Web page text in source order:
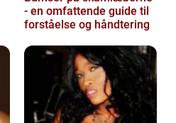
- en omfattende guide til
forståelse og håndtering